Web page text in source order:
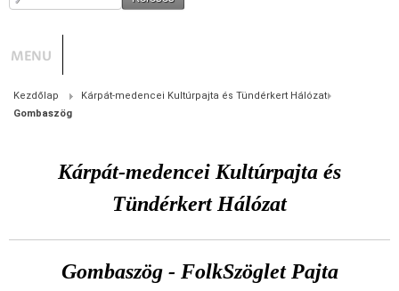
MENU
Kezdőlap
Kárpát-medencei Kultúrpajta és Tündérkert Hálózat
Gombaszög
Kárpát-medencei Kultúrpajta és
Tündérkert Hálózat
Gombaszög - FolkSzöglet Pajta